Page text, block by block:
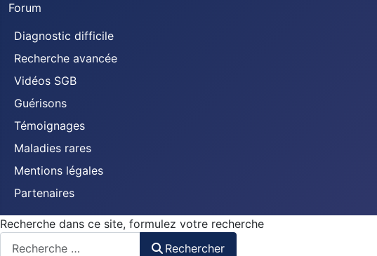
Forum
Diagnostic difficile
Recherche avancée
Vidéos SGB
Guérisons
Témoignages
Maladies rares
Mentions légales
Partenaires
Recherche dans ce site, formulez votre recherche
Rechercher